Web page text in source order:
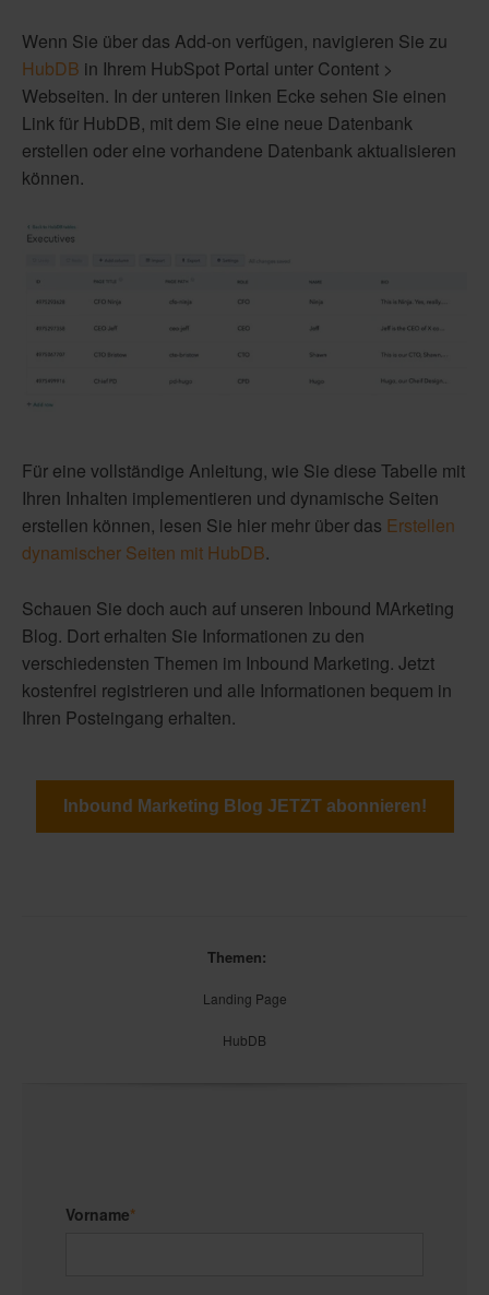
Wenn Sie über das Add-on verfügen, navigieren Sie zu
HubDB in Ihrem HubSpot Portal unter Content >
Webseiten. In der unteren linken Ecke sehen Sie einen
Link für HubDB, mit dem Sie eine neue Datenbank
erstellen oder eine vorhandene Datenbank aktualisieren
können.
Für eine vollständige Anleitung, wie Sie diese Tabelle mit
Ihren Inhalten implementieren und dynamische Seiten
erstellen können, lesen Sie hier mehr über das Erstellen
dynamischer Seiten mit HubDB.
Schauen Sie doch auch auf unseren Inbound MArketing
Blog. Dort erhalten Sie Informationen zu den
verschiedensten Themen im Inbound Marketing. Jetzt
kostenfrei registrieren und alle Informationen bequem in
Ihren Posteingang erhalten.
Inbound Marketing Blog JETZT abonnieren!
Themen:
Landing Page
HubDB
Vorname*